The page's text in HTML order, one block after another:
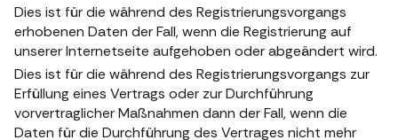
Dies ist für die während des Registrierungsvorgangs
erhobenen Daten der Fall, wenn die Registrierung auf
unserer Internetseite aufgehoben oder abgeändert wird.
Dies ist für die während des Registrierungsvorgangs zur
Erfüllung eines Vertrags oder zur Durchführung
vorvertraglicher Maßnahmen dann der Fall, wenn die
Daten für die Durchführung des Vertrages nicht mehr